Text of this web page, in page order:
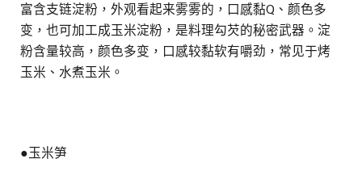
富含支链淀粉，外观看起来雾雾的，口感黏Q、颜色多
变，也可加工成玉米淀粉，是料理勾芡的秘密武器。淀
粉含量较高，颜色多变，口感较黏软有嚼劲，常见于烤
玉米、水煮玉米。
●玉米笋